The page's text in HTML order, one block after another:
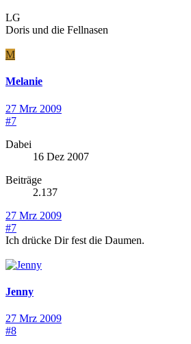
LG
Doris und die Fellnasen
M
Melanie
27 Mrz 2009
#7
Dabei
16 Dez 2007
Beiträge
2.137
27 Mrz 2009
#7
Ich drücke Dir fest die Daumen.
Jenny
27 Mrz 2009
#8